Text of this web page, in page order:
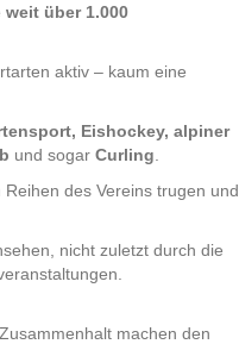
weit über 1.000
aktiv – kaum eine
Eishockey, alpiner
und sogar Curling
des Vereins trugen und
nicht zuletzt durch die
machen den